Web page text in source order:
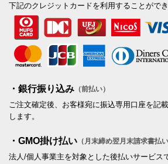
下記のクレジットカードを利用することができ
・銀行振り込み （前払い）
ご注文確定後、お客様宛に振込専用口座を記
します。
・GMO掛け払い （月末締め翌月末請求書払い
法人/個人事業主を対象とした後払いサービス